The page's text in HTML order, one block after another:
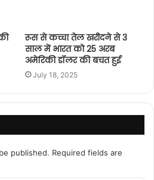
रूस से कच्चा तेल खरीदने से 3
साल में भारत को 25 अरब
अमेरिकी डॉलर की बचत हुई
July 18, 2025
published. Required fields are